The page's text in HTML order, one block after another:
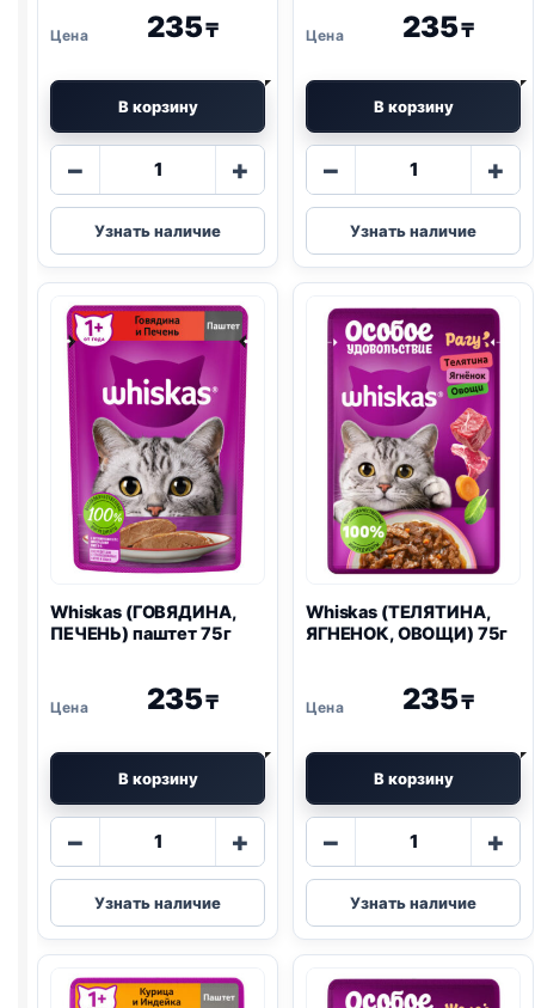
235₸
В корзину
−
Количество
Whiskas
(ГОВЯДИНА,
ЯГНЕНОК)
+
Узнать наличие
235₸
В корзину
−
Количество
Whiskas
(КОТЯТА,
КУРИЦА)
75г
+
Узнать наличие
Whiskas (ГОВЯДИНА,
ПЕЧЕНЬ) паштет 75г
235₸
В корзину
−
Количество
Whiskas
(ГОВЯДИНА,
ПЕЧЕНЬ)
75г
+
Узнать наличие
Whiskas (ТЕЛЯТИНА,
ЯГНЕНОК, ОВОЩИ) 75г
235₸
В корзину
−
Количество
Whiskas
(ТЕЛЯТИНА,
ЯГНЕНОК,
75г
+
Узнать наличие